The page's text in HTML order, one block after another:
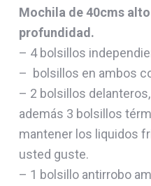
Mochila de 40cms
profundidad.
– 4 bolsillos
– bolsillos en ambos
– 2 bolsillos
además 3 bolsillos
mantener los liquidos
usted guste.
– 1 bolsillo antirrobo